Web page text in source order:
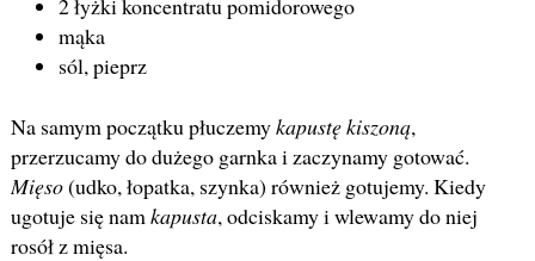
mąka
sól, pieprz
Na samym początku płuczemykapustę kiszoną,
przerzucamy do dużego garnka i zaczynamy gotować.
Mięso(udko, łopatka, szynka) również gotujemy. Kiedy
ugotuje się nam kapusta, odciskamy i wlewamy do niej
rosół z mięsa.